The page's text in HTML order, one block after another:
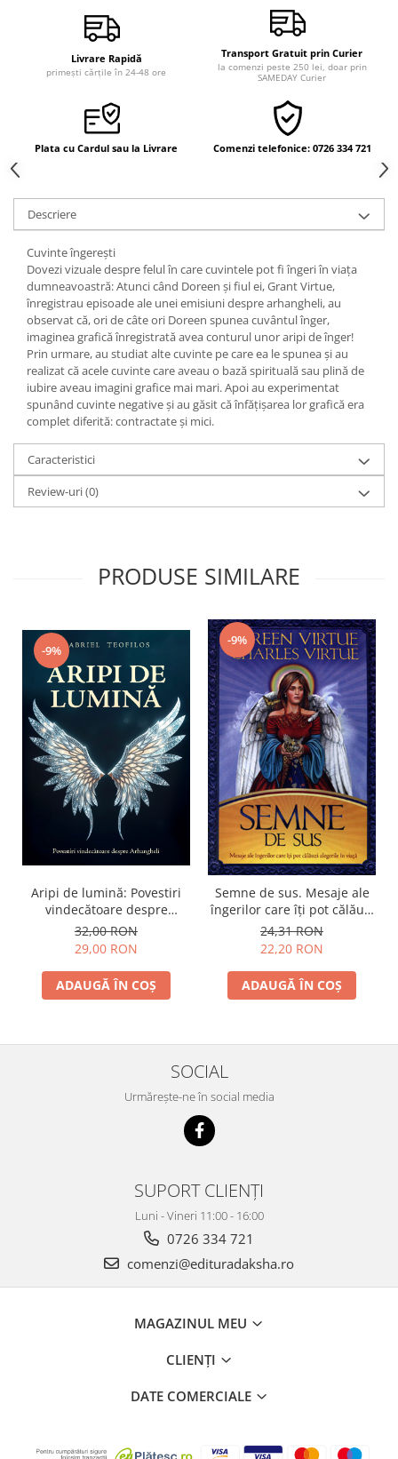
Lumea îngerilor
Seria Masaru Emoto
Inspiraţie divină
Vindecare spirituală
Cristale
Yoga
Oracol
Spiritualitate şi ştiinţă
Fără categorie
Cunoaștere
Livrare Rapidă
primești cărțile în 24-48 ore
Transport Gratuit prin Curier
la comenzi peste 250 lei, doar prin
SAMEDAY Curier
Plata cu Cardul sau la Livrare Comenzi telefonice: 0726 334 721
Descriere
Cuvinte îngereşti
Dovezi vizuale despre felul în care cuvintele pot fi îngeri în viaţa
dumneavoastră: Atunci când Doreen şi fiul ei, Grant Virtue,
înregistrau episoade ale unei emisiuni despre arhangheli, au
observat că, ori de câte ori Doreen spunea cuvântul înger,
imaginea grafică înregistrată avea conturul unor aripi de înger!
Prin urmare, au studiat alte cuvinte pe care ea le spunea şi au
realizat că acele cuvinte care aveau o bază spirituală sau plină de
iubire aveau imagini grafice mai mari. Apoi au experimentat
spunând cuvinte negative şi au găsit că înfăţişarea lor grafică era
complet diferită: contractate şi mici.
Caracteristici
Review-uri(0)
PRODUSE SIMILARE
-9%
Aripi de lumină: Povestiri
vindecătoare despre
Arhangheli
32,00 RON
29,00 RON
ADAUGĂ ÎN COȘ
-9%
Semne de sus. Mesaje ale
îngerilor care îţi pot călăuzi
alegerile în viaţă
24,31 RON
22,20 RON
ADAUGĂ ÎN COȘ
SOCIAL
Urmărește-ne în social media
SUPORT CLIENȚI
Luni - Vineri 11:00 - 16:00
0726 334 721
comenzi@edituradaksha.ro
MAGAZINUL MEU
CLIENȚI
DATE COMERCIALE